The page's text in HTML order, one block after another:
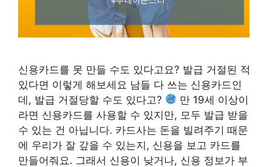
신용카드를 못 만들 수도 있다고요? 발급 거절된 적
있다면 이렇게 해보세요 남들 다 쓰는 신용카드인
데, 발급 거절당할 수도 있다고?
만 19세 이상이
라면 신용카드를 사용할 수 있지만, 모두 발급 받을
수 있는 건 아닙니다. 카드사는 돈을 빌려주기 때문
에 우리가 잘 갚을 수 있는지, 신용을 보고 카드를
만들어줘요. 그래서 신용이 낮거나, 신용 정보가 부